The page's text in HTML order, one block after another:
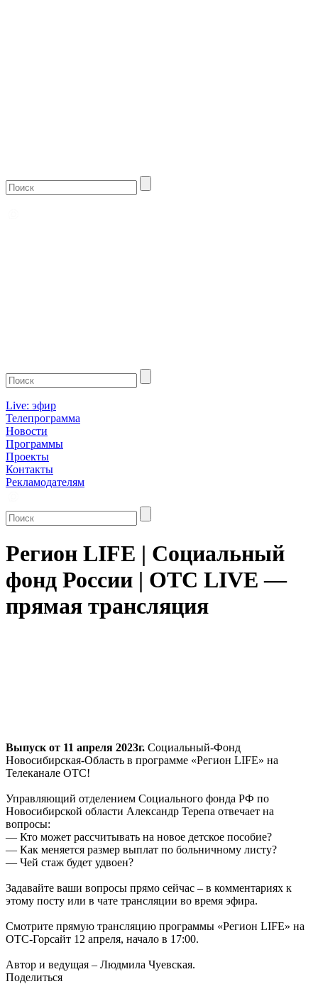
Live: эфир
Телепрограмма
Новости
Программы
Проекты
Контакты
Рекламодателям
Регион LIFE | Социальный
фонд России | ОТС LIVE —
прямая трансляция
Выпуск от 11 апреля 2023г. Социальный-Фонд
Новосибирская-Область в программе «Регион LIFE» на
Телеканале ОТС!
Управляющий отделением Социального фонда РФ по
Новосибирской области Александр Терепа отвечает на
вопросы:
— Кто может рассчитывать на новое детское пособие?
— Как меняется размер выплат по больничному листу?
— Чей стаж будет удвоен?
Задавайте ваши вопросы прямо сейчас – в комментариях к
этому посту или в чате трансляции во время эфира.
Смотрите прямую трансляцию программы «Регион LIFE» на
ОТС-Горсайт 12 апреля, начало в 17:00.
Автор и ведущая – Людмила Чуевская.
Поделиться